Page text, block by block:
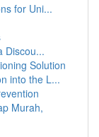
for Uni...
Discou...
Solution
into the L...
Murah,